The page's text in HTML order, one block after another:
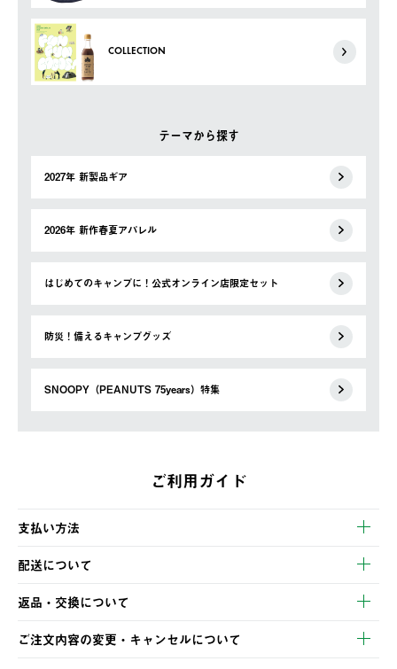
COLLECTION
テーマから探す
2027年 新製品ギア
2026年 新作春夏アパレル
はじめてのキャンプに！公式オンライン店限定セット
防災！備えるキャンプグッズ
SNOOPY（PEANUTS 75years）特集
ご利用ガイド
支払い方法
以下のいずれかの方法でお支払いいただけます。
・クレジットカード決済
・コンビニ決済
・Pay-easy決済
配送について
【発送スケジュール】
ご注文・ご入金完了より2営業日以内に商品を発送いたします。
土日祝の発送はございませんので、木曜日以降のご注文は週明け
の発送となる場合がございます。
返品・交換について
※お客様都合の場合
ご注文内容の変更・キャンセルについて